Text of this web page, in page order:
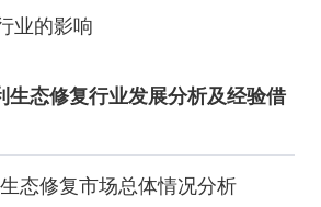
业的影响
生态修复行业发展分析及经验借
态修复市场总体情况分析